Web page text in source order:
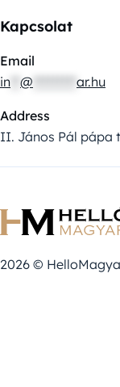
Kapcsolat
Email
in @ ar.hu
Address
II. János Pál pápa
2026 ©